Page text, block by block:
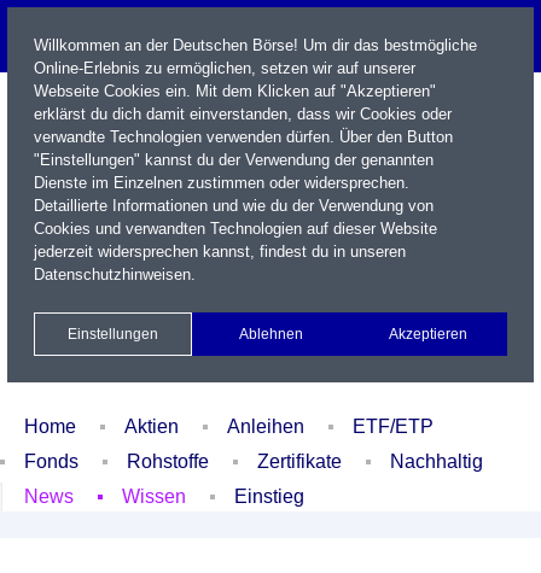
Name / WKN / ISIN / Kürzel
Xetra Realtime
Watchlist Portfolio Login
Home Aktien Anleihen
ETF/ETP
Fonds
Rohstoffe Zertifikate
Nachhaltig
News
Wissen Einstieg
Willkommen an der Deutschen Börse! Um dir das bestmögliche
Online-Erlebnis zu ermöglichen, setzen wir auf unserer
Webseite Cookies ein. Mit dem Klicken auf "Akzeptieren"
erklärst du dich damit einverstanden, dass wir Cookies oder
verwandte Technologien verwenden dürfen. Über den Button
"Einstellungen" kannst du der Verwendung der genannten
Dienste im Einzelnen zustimmen oder widersprechen.
Detaillierte Informationen und wie du der Verwendung von
Cookies und verwandten Technologien auf dieser Website
jederzeit widersprechen kannst, findest du in unseren
Datenschutzhinweisen.
Einstellungen Ablehnen Akzeptieren